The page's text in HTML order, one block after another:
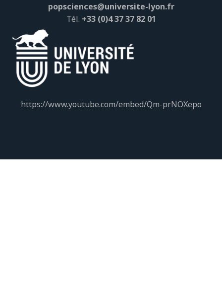
popsciences@universite-lyon.fr
Tél. +33 (0)4 37 37 82 01
https://www.youtube.com/embed/Qm-prNOXepo